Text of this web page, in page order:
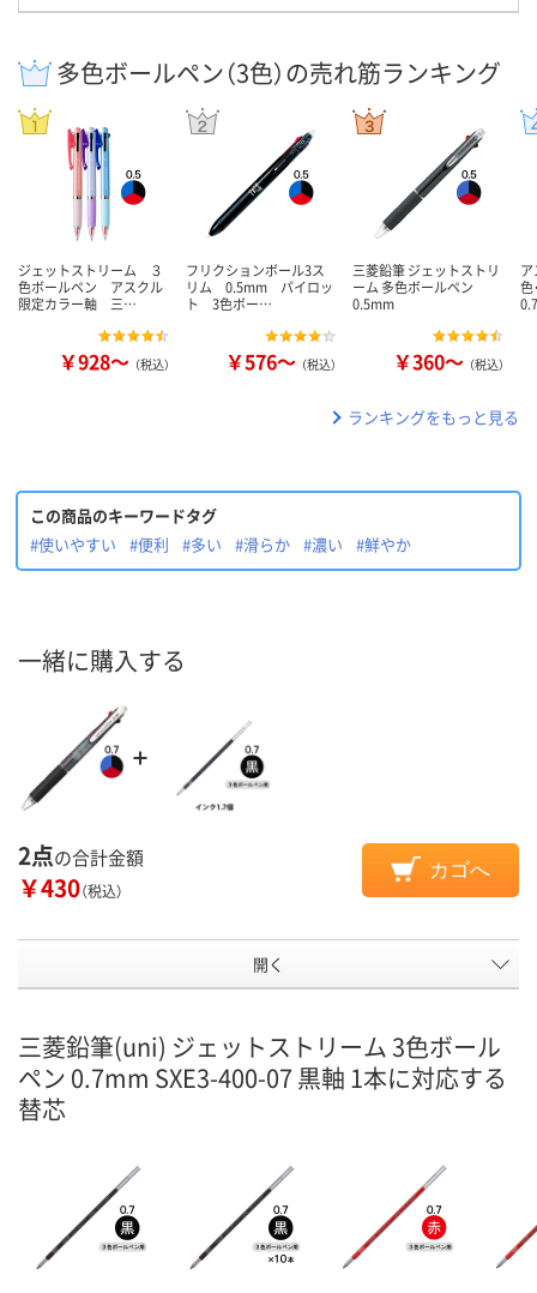
多色ボールペン（3色）の売れ筋ランキング
ジェットストリーム ３
色ボールペン アスクル
限定カラー軸 三…
￥928～ （税込）
フリクションボール3ス
リム 0.5mm パイロッ
ト 3色ボー…
￥576～ （税込）
三菱鉛筆 ジェットストリ
ーム 多色ボールペン
0.5mm
￥360～ （税込）
ランキングをもっと見る
この商品のキーワードタグ
#使いやすい
#便利 #多い #滑らか #濃い #鮮やか
一緒に購入する
2点の合計金額
￥430（税込）
カゴへ
開く
三菱鉛筆(uni) ジェットストリーム 3色ボール
ペン 0.7mm SXE3-400-07 黒軸 1本に対応する
替芯